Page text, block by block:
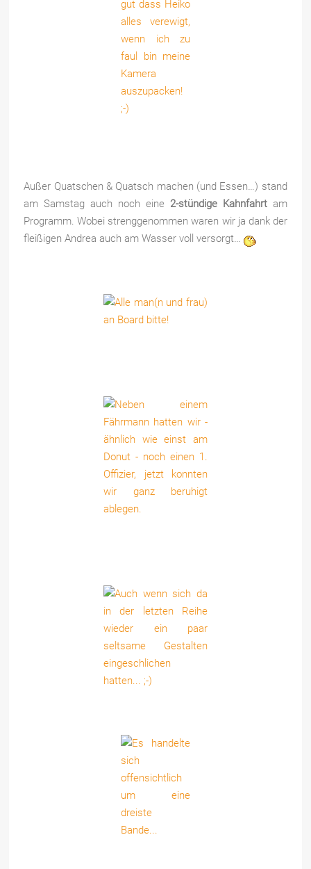
Außer Quatschen & Quatsch machen (und Essen…) stand
am Samstag auch noch eine 2-stündige Kahnfahrtam
Programm. Wobei strenggenommen waren wir ja dank der
fleißigen Andrea auch am Wasser voll versorgt…